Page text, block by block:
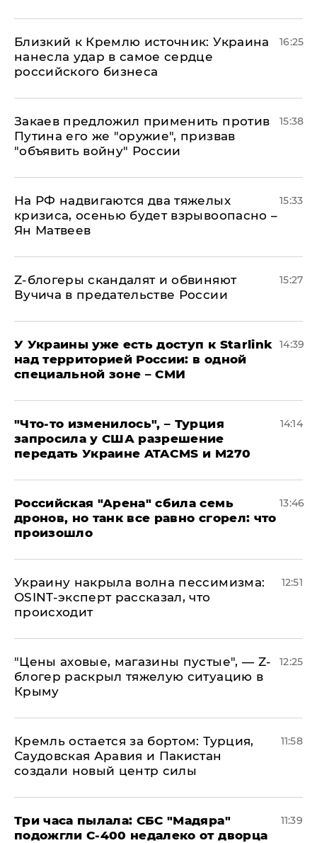
Близкий к Кремлю источник: Украина
нанесла удар в самое сердце
российского бизнеса
16:25
Закаев предложил применить против
Путина его же "оружие", призвав
"объявить войну" России
15:38
На РФ надвигаются два тяжелых
кризиса, осенью будет взрывоопасно –
Ян Матвеев
15:33
Z-блогеры скандалят и обвиняют
Вучича в предательстве России
15:27
У Украины уже есть доступ к Starlink
над территорией России: в одной
специальной зоне – СМИ
14:39
​"Что-то изменилось", – Турция
запросила у США разрешение
передать Украине ATACMS и M270
14:14
​Российская "Арена" сбила семь
дронов, но танк все равно сгорел: что
произошло
13:46
​Украину накрыла волна пессимизма:
OSINT-эксперт рассказал, что
происходит
12:51
​"Цены аховые, магазины пустые", — Z-
блогер раскрыл тяжелую ситуацию в
Крыму
12:25
​Кремль остается за бортом: Турция,
Саудовская Аравия и Пакистан
создали новый центр силы
11:58
Три часа пылала: СБС "Мадяра"
подожгли С-400 недалеко от дворца
11:39